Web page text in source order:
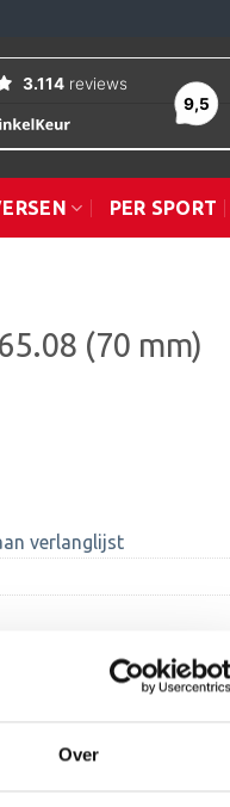
Over
PER SPORT
(70 mm)
verlanglijst